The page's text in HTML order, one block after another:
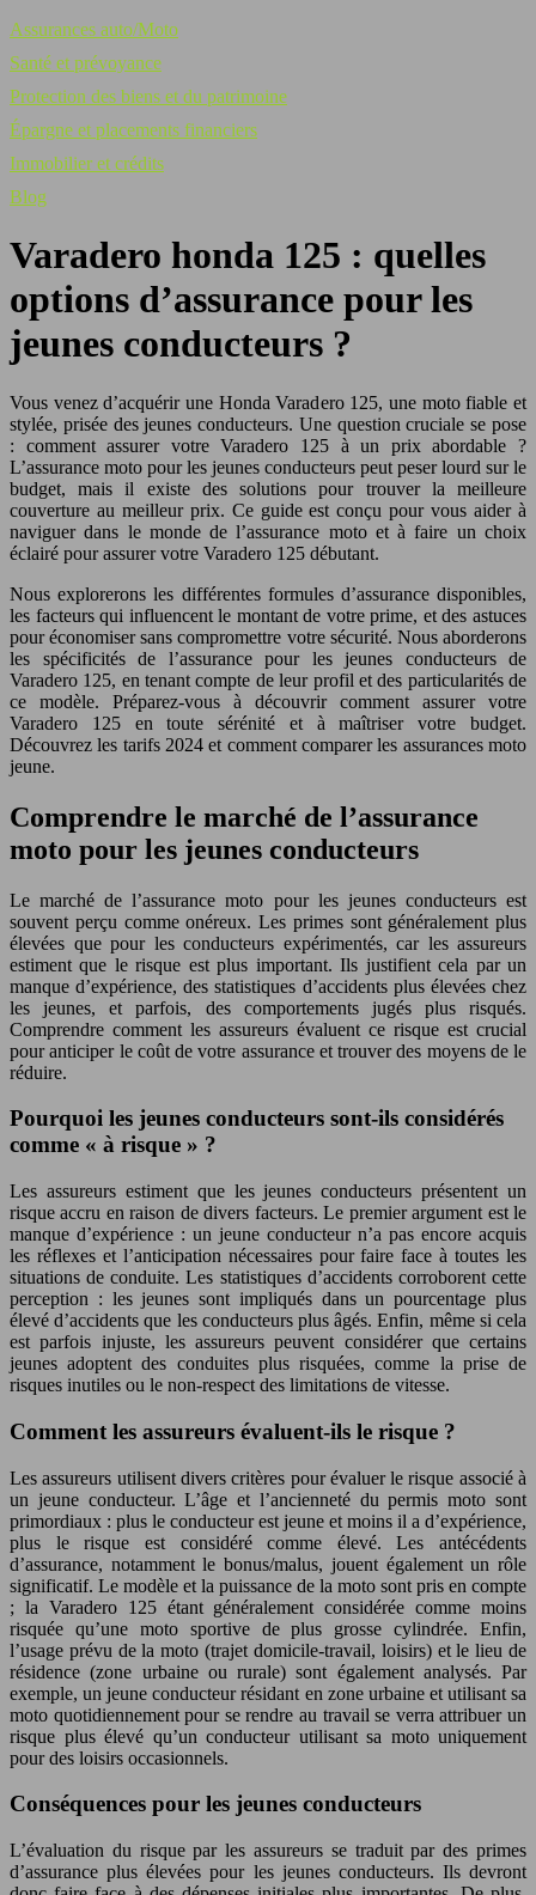
Assurances auto/Moto
Santé et prévoyance
Protection des biens et du patrimoine
Épargne et placements financiers
Immobilier et crédits
Blog
Varadero honda 125 : quelles
options d’assurance pour les
jeunes conducteurs ?
Vous venez d’acquérir une Honda Varadero 125, une moto fiable et
stylée, prisée des jeunes conducteurs. Une question cruciale se pose
: comment assurer votre Varadero 125 à un prix abordable ?
L’assurance moto pour les jeunes conducteurs peut peser lourd sur le
budget, mais il existe des solutions pour trouver la meilleure
couverture au meilleur prix. Ce guide est conçu pour vous aider à
naviguer dans le monde de l’assurance moto et à faire un choix
éclairé pour assurer votre Varadero 125 débutant.
Nous explorerons les différentes formules d’assurance disponibles,
les facteurs qui influencent le montant de votre prime, et des astuces
pour économiser sans compromettre votre sécurité. Nous aborderons
les spécificités de l’assurance pour les jeunes conducteurs de
Varadero 125, en tenant compte de leur profil et des particularités de
ce modèle. Préparez-vous à découvrir comment assurer votre
Varadero 125 en toute sérénité et à maîtriser votre budget.
Découvrez les tarifs 2024 et comment comparer les assurances moto
jeune.
Comprendre le marché de l’assurance
moto pour les jeunes conducteurs
Le marché de l’assurance moto pour les jeunes conducteurs est
souvent perçu comme onéreux. Les primes sont généralement plus
élevées que pour les conducteurs expérimentés, car les assureurs
estiment que le risque est plus important. Ils justifient cela par un
manque d’expérience, des statistiques d’accidents plus élevées chez
les jeunes, et parfois, des comportements jugés plus risqués.
Comprendre comment les assureurs évaluent ce risque est crucial
pour anticiper le coût de votre assurance et trouver des moyens de le
réduire.
Pourquoi les jeunes conducteurs sont-ils considérés
comme « à risque » ?
Les assureurs estiment que les jeunes conducteurs présentent un
risque accru en raison de divers facteurs. Le premier argument est le
manque d’expérience : un jeune conducteur n’a pas encore acquis
les réflexes et l’anticipation nécessaires pour faire face à toutes les
situations de conduite. Les statistiques d’accidents corroborent cette
perception : les jeunes sont impliqués dans un pourcentage plus
élevé d’accidents que les conducteurs plus âgés. Enfin, même si cela
est parfois injuste, les assureurs peuvent considérer que certains
jeunes adoptent des conduites plus risquées, comme la prise de
risques inutiles ou le non-respect des limitations de vitesse.
Comment les assureurs évaluent-ils le risque ?
Les assureurs utilisent divers critères pour évaluer le risque associé à
un jeune conducteur. L’âge et l’ancienneté du permis moto sont
primordiaux : plus le conducteur est jeune et moins il a d’expérience,
plus le risque est considéré comme élevé. Les antécédents
d’assurance, notamment le bonus/malus, jouent également un rôle
significatif. Le modèle et la puissance de la moto sont pris en compte
; la Varadero 125 étant généralement considérée comme moins
risquée qu’une moto sportive de plus grosse cylindrée. Enfin,
l’usage prévu de la moto (trajet domicile-travail, loisirs) et le lieu de
résidence (zone urbaine ou rurale) sont également analysés. Par
exemple, un jeune conducteur résidant en zone urbaine et utilisant sa
moto quotidiennement pour se rendre au travail se verra attribuer un
risque plus élevé qu’un conducteur utilisant sa moto uniquement
pour des loisirs occasionnels.
Conséquences pour les jeunes conducteurs
L’évaluation du risque par les assureurs se traduit par des primes
d’assurance plus élevées pour les jeunes conducteurs. Ils devront